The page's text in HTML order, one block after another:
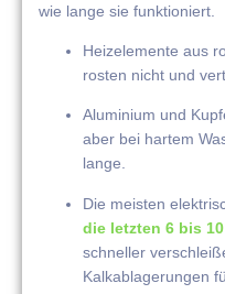
wie lange sie funktioniert.
Heizelemente aus
rosten nicht und
Aluminium und
aber bei hartem
lange.
Die meisten
die letzten 6 bis
schneller
Kalkablagerungen